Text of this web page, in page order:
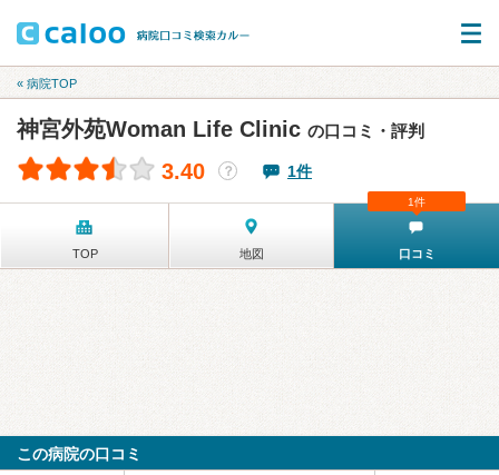
« 病院TOP
神宮外苑Woman Life Clinic の口コミ・評判
3.40 ？ 1件
TOP 地図 口コミ
1件
この病院の口コミ